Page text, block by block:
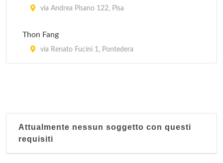
via Andrea Pisano 122, Pisa
Thon Fang
via Renato Fucini 1, Pontedera
Attualmente nessun soggetto con questi
requisiti